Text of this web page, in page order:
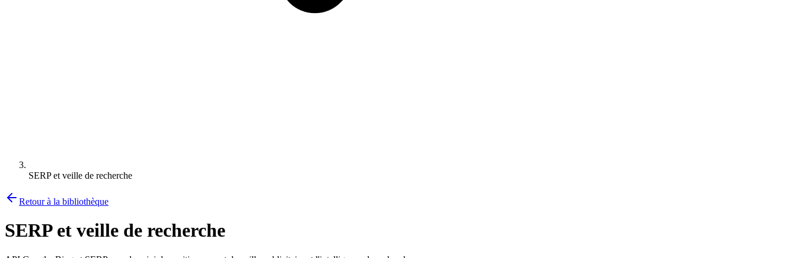
SERP et veille de recherche
Retour à la bibliothèque
SERP et veille de recherche